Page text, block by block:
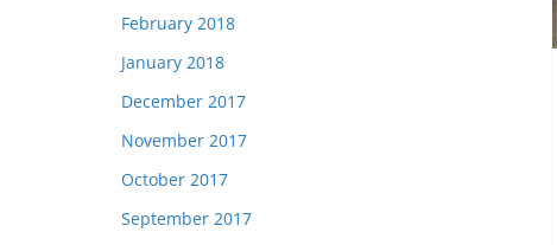
February 2018
January 2018
December 2017
November 2017
October 2017
September 2017